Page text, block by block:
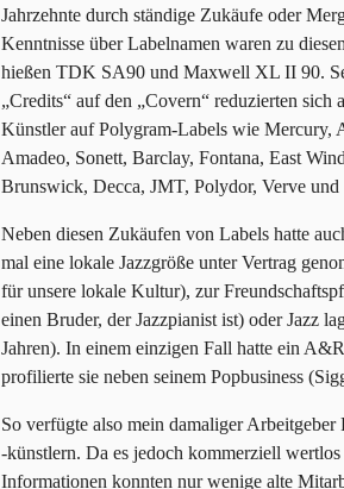
Jahrzehnte durch ständige Zukäufe oder
Kenntnisse über Labelnamen waren zu
hießen TDK SA90 und Maxwell XL II 90.
„Credits“ auf den „Covern“ reduzierten
Künstler auf Polygram-Labels wie
Amadeo, Sonett, Barclay, Fontana, East
Brunswick, Decca, JMT, Polydor, Verve
Neben diesen Zukäufen von Labels hatte
mal eine lokale Jazzgröße unter Vertrag
für unsere lokale Kultur), zur
einen Bruder, der Jazzpianist ist) oder Jazz
Jahren). In einem einzigen Fall hatte ein
profilierte sie neben seinem Popbusiness
So verfügte also mein damaliger
-künstlern. Da es jedoch kommerziell
Informationen konnten nur wenige alte